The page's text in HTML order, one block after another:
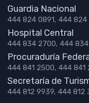
Guardia Nacional
444 824 0891, 444 824
Hospital Central
444 834 2700, 444
Procuraduría
444 841 2500, 444 841
Secretaría de
444 812 9939, 444 812